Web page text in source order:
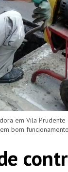
em Vila
bom